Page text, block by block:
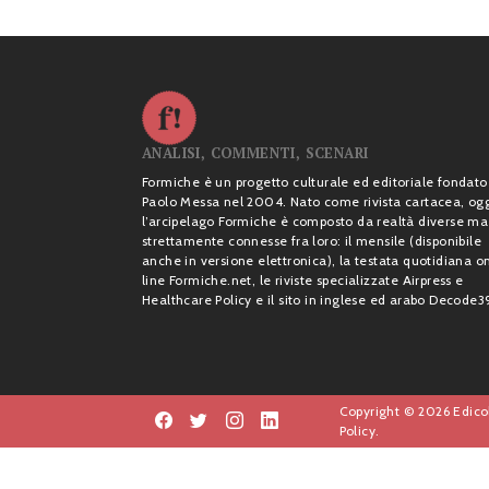
ANALISI, COMMENTI, SCENARI
Formiche è un progetto culturale ed editoriale fondato
Paolo Messa nel 2004. Nato come rivista cartacea,
l’arcipelago Formiche è composto da realtà diverse ma
strettamente connesse fra loro: il mensile (disponibile
anche in versione elettronica), la testata quotidiana
line Formiche.net, le riviste specializzate Airpress e
Healthcare Policy e il sito in inglese ed arabo
Copyright © 2026
Policy.